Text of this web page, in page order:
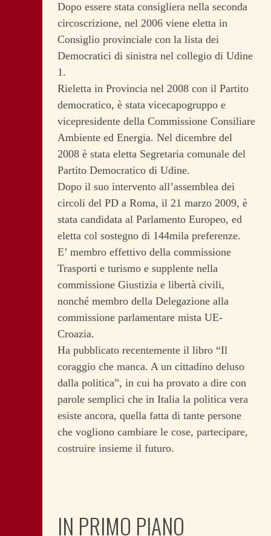
Dopo essere stata consigliera nella seconda
circoscrizione, nel 2006 viene eletta in
Consiglio provinciale con la lista dei
Democratici di sinistra nel collegio di Udine
1.
Rieletta in Provincia nel 2008 con il Partito
democratico, è stata vicecapogruppo e
vicepresidente della Commissione Consiliare
Ambiente ed Energia. Nel dicembre del
2008 è stata eletta Segretaria comunale del
Partito Democratico di Udine.
Dopo il suo intervento all’assemblea dei
circoli del PD a Roma, il 21 marzo 2009, è
stata candidata al Parlamento Europeo, ed
eletta col sostegno di 144mila preferenze.
E’ membro effettivo della commissione
Trasporti e turismo e supplente nella
commissione Giustizia e libertà civili,
nonché membro della Delegazione alla
commissione parlamentare mista UE-
Croazia.
Ha pubblicato recentemente il libro “Il
coraggio che manca. A un cittadino deluso
dalla politica”, in cui ha provato a dire con
parole semplici che in Italia la politica vera
esiste ancora, quella fatta di tante persone
che vogliono cambiare le cose, partecipare,
costruire insieme il futuro.
IN PRIMO PIANO